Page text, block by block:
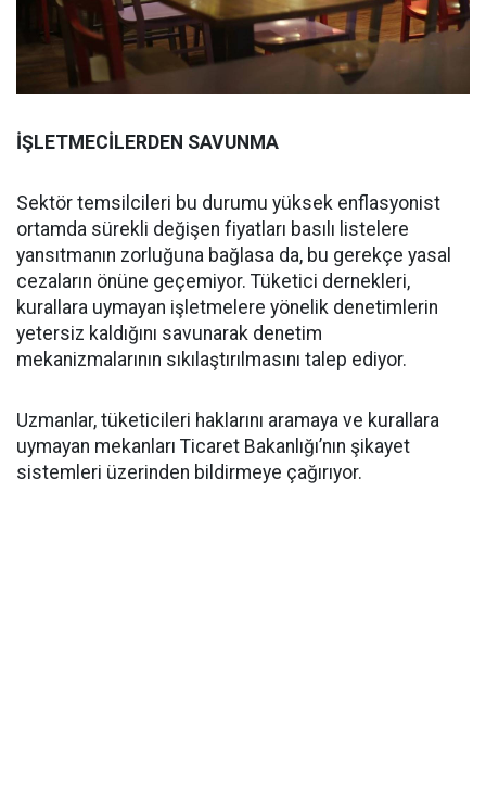
İŞLETMECİLERDEN SAVUNMA
Sektör temsilcileri bu durumu yüksek enflasyonist
ortamda sürekli değişen fiyatları basılı listelere
yansıtmanın zorluğuna bağlasa da, bu gerekçe yasal
cezaların önüne geçemiyor. Tüketici dernekleri,
kurallara uymayan işletmelere yönelik denetimlerin
yetersiz kaldığını savunarak denetim
mekanizmalarının sıkılaştırılmasını talep ediyor.
Uzmanlar, tüketicileri haklarını aramaya ve kurallara
uymayan mekanları Ticaret Bakanlığı’nın şikayet
sistemleri üzerinden bildirmeye çağırıyor.